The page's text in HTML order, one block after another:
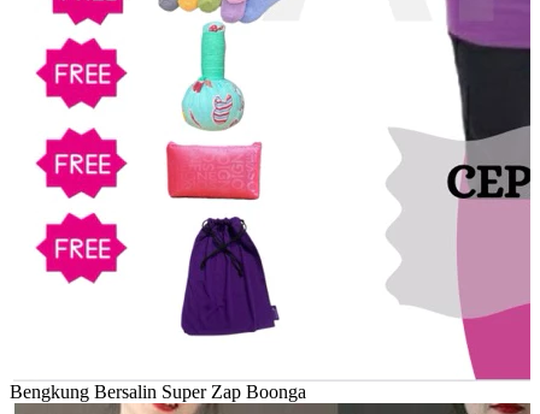
Bengkung Bersalin Super Zap Boonga